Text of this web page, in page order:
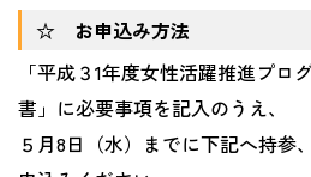
☆ お申込み方法
「平成３1年度女性活躍推進プ
書」に必要事項を記入のうえ、
５月8日（水）までに下記へ持参